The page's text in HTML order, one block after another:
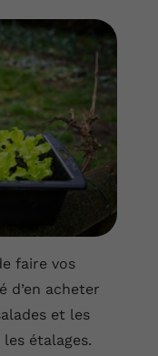
faire vos
d’en acheter
et les
étalages.